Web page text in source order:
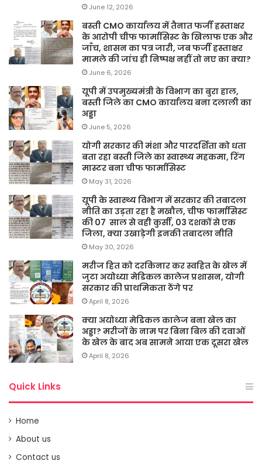
June 12, 2026
बस्ती CMO कार्यालय में तैनात फर्जी हस्ताक्षर
के आरोपी चीफ फार्मासिस्ट के खिलाफ एक और
जाँच, शासन का पत्र जारी, जब फर्जी हस्ताक्षर
मामले की जांच ही निष्पक्ष नहीं तो नए का क्या?
June 6, 2026
यूपी में उपमुख्यमंत्री के विभाग का बुरा हाल,
बस्ती जिले का CMO कार्यालय बना दलाली का
अड्डा
June 5, 2026
योगी सरकार की मंशा और पारदर्शिता को धता
बता रहा बस्ती जिले का स्वास्थ्य महकमा, रिंग
मास्टर बना चीफ फार्मासिस्ट
May 31, 2026
यूपी के स्वास्थ्य विभाग में सरकार की तबादला
नीति का उड़ता रहा है मखौल, चीफ फार्मासिस्ट
की 07 साल से वही कुर्सी, 03 दशकों से एक
जिला, क्या उखाड़ेगी इनकी तबादला नीति
May 30, 2026
मरीज हित को दरकिनार कर स्वहित के खेल में
जुटा अयोध्या मेडिकल कालेज प्रशासन, योगी
सरकार की प्राथमिकता ठेंगे पर
April 8, 2026
क्या अयोध्या मेडिकल कालेज बना खेल का
अड्डा? मरीजों के नाम पर बिना बिल की दवाओं
के खेल के बाद अब सामने आया एक दूसरा खेल
April 8, 2026
Quick Links
Home
About us
Contact us